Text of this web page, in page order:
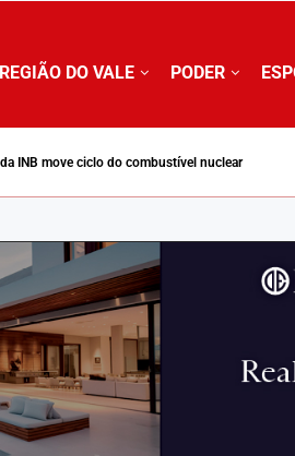
REGIÃO DO VALE PODER
INB move ciclo do combustível nuclear